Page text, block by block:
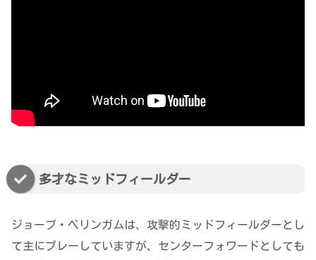
多才なミッドフィールダー
ジョーブ・ベリンガムは、攻撃的ミッドフィールダーとし
て主にプレーしていますが、センターフォワードとしても